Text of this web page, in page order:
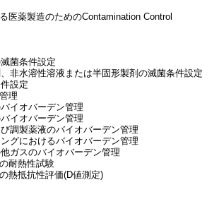
医薬製造のためのContamination Control
菌条件設定
非水溶性溶液または半固形製剤の滅菌条件設定
設定
理
イオバーデン管理
イオバーデン管理
調製薬液のバイオバーデン管理
グにおけるバイオバーデン管理
ガスのバイオバーデン管理
耐熱性試験
熱抵抗性評価(D値測定)